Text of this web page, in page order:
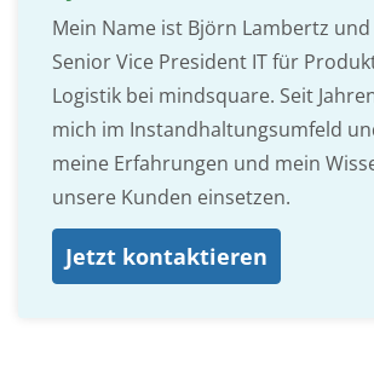
Mein Name ist Björn Lambertz
Senior Vice President IT für
Logistik bei mindsquare. Seit
mich im Instandhaltungsumfeld
meine Erfahrungen und mein
unsere Kunden einsetzen.
Jetzt kontaktieren